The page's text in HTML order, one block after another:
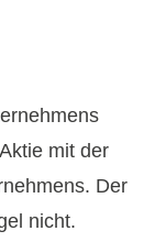
mit der
Der
nicht.